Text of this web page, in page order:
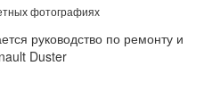
фотографиях
руководство по ремонту и
Duster